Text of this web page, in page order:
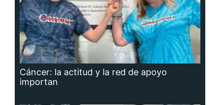
Cáncer: la actitud y la red de apoyo
importan